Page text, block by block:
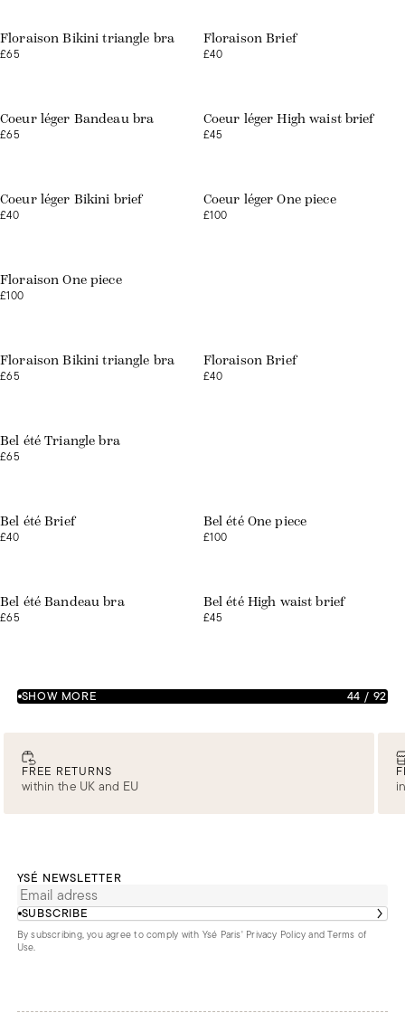
Floraison Bikini triangle bra
£65
Floraison Brief
£40
Coeur léger Bandeau bra
£65
Coeur léger High waist brief
£45
Coeur léger Bikini brief
£40
Coeur léger One piece
£100
Floraison One piece
£100
Floraison Bikini triangle bra
£65
Floraison Brief
£40
Bel été Triangle bra
£65
Bel été Brief
£40
Bel été One piece
£100
Bel été Bandeau bra
£65
Bel été High waist brief
£45
SHOW MORE 44 / 92
FREE RETURNS
within the UK and EU
YSÉ NEWSLETTER
SUBSCRIBE
By subscribing, you agree to comply with Ysé Paris' Privacy Policy and Terms of
Use.